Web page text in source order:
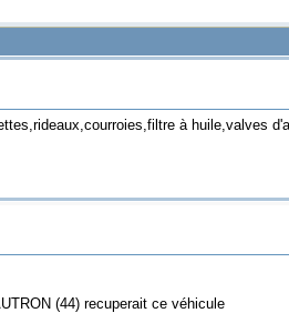
à huile,valves
(44) recuperait ce véhicule